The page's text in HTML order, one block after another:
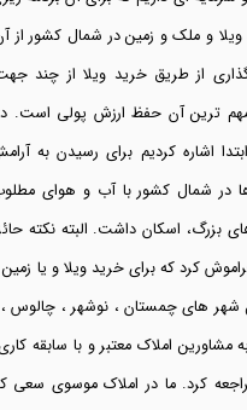
و ملک و زمین در شمال کشور از
گذاری از طریق خرید ویلا از چند
ترین آن حفظ ارزش پولی است.
اشاره کردیم برای رسیدن به
در شمال کشور با آب و هوای
بزرگ، اسکان داشت. البته نکته
فراموش کرد که برای خرید ویلا و یا
شهر های چمستان ، نوشهر ، چالوس ،
مشاورین املاک معتبر و با سابقه
کرد. ما در املاک موسوی سعی